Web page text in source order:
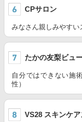
CPサロン
みなさん親しみやすい
たかの友梨ビュ
自分ではできない施
性）
VS28 スキンケ